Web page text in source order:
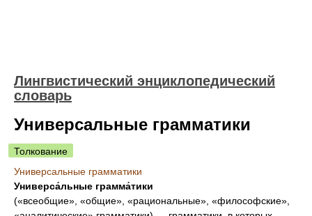
Лингвистический энциклопедический
словарь
Универсальные грамматики
Толкование
Универсальные грамматики
Универса́льные грамма́тики
(«всеобщие», «общие», «рациональные», «философские»,